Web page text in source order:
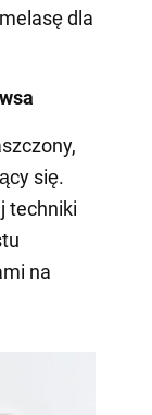
dla
się.
techniki
na